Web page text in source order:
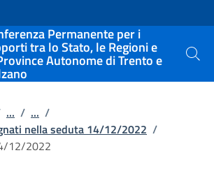
sito
Permanente per i
tra lo Stato, le Regioni e
Autonome di Trento e Cerca
... / ... /
nella seduta 14/12/2022 /
12/2022